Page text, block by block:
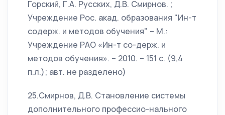
Горский, Г.А. Русских, Д.В. Смирнов. ;
Учреждение Рос. акад. образования "Ин-т
содерж. и методов обучения" – М.:
Учреждение РАО «Ин-т со-держ. и
методов обучения». – 2010. – 151 с. (9,4
п.л.); авт. не разделено)
25.Смирнов, Д.В. Становление системы
дополнительного профессио-нального